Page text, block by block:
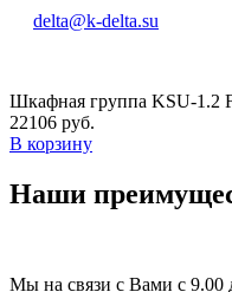
delta@k-delta.su
Шкафная группа KSU-1.2
22106 руб.
В корзину
Наши
Мы на связи с Вами с 9.00